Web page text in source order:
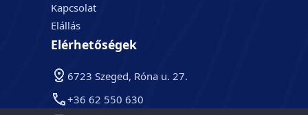
Kapcsolat
Elállás
Elérhetőségek
6723 Szeged, Róna u. 27.
+36 62 550 630